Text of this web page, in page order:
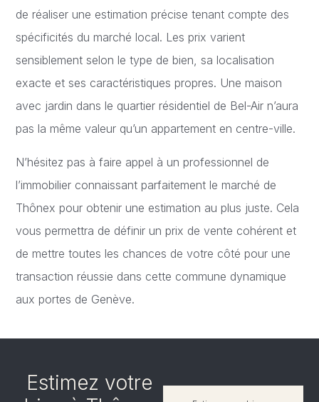
de réaliser une estimation précise tenant compte des
spécificités du marché local. Les prix varient
sensiblement selon le type de bien, sa localisation
exacte et ses caractéristiques propres. Une maison
avec jardin dans le quartier résidentiel de Bel-Air n’aura
pas la même valeur qu’un appartement en centre-ville.
N’hésitez pas à faire appel à un professionnel de
l’immobilier connaissant parfaitement le marché de
Thônex pour obtenir une estimation au plus juste. Cela
vous permettra de définir un prix de vente cohérent et
de mettre toutes les chances de votre côté pour une
transaction réussie dans cette commune dynamique
aux portes de Genève.
Estimez votre